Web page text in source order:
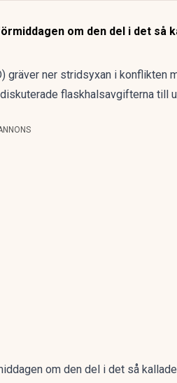
om den del i det så
gräver ner stridsyxan i konflikten
flaskhalsavgifterna till
om den del i det så